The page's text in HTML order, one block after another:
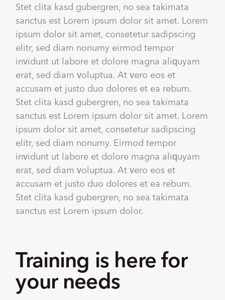
Stet clita kasd gubergren, no sea takimata
sanctus est Lorem ipsum dolor sit amet. Lorem
ipsum dolor sit amet, consetetur sadipscing
elitr, sed diam nonumy eirmod tempor
invidunt ut labore et dolore magna aliquyam
erat, sed diam voluptua. At vero eos et
accusam et justo duo dolores et ea rebum.
Stet clita kasd gubergren, no sea takimata
sanctus est Lorem ipsum dolor sit amet. Lorem
ipsum dolor sit amet, consetetur sadipscing
elitr, sed diam nonumy. Eirmod tempor
invidunt ut labore et dolore magna aliquyam
erat, sed diam voluptua. At vero eos et
accusam et justo duo dolores et ea rebum.
Stet clita kasd gubergren, no sea takimata
sanctus est Lorem ipsum dolor.
Training is here for
your needs